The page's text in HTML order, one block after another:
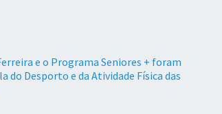
e o Programa Seniores + foram
do Desporto e da Atividade Física das